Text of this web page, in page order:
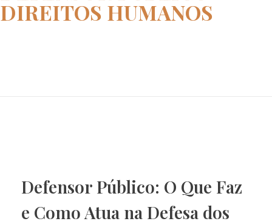
DIREITOS HUMANOS
Defensor Público: O Que Faz
e Como Atua na Defesa dos